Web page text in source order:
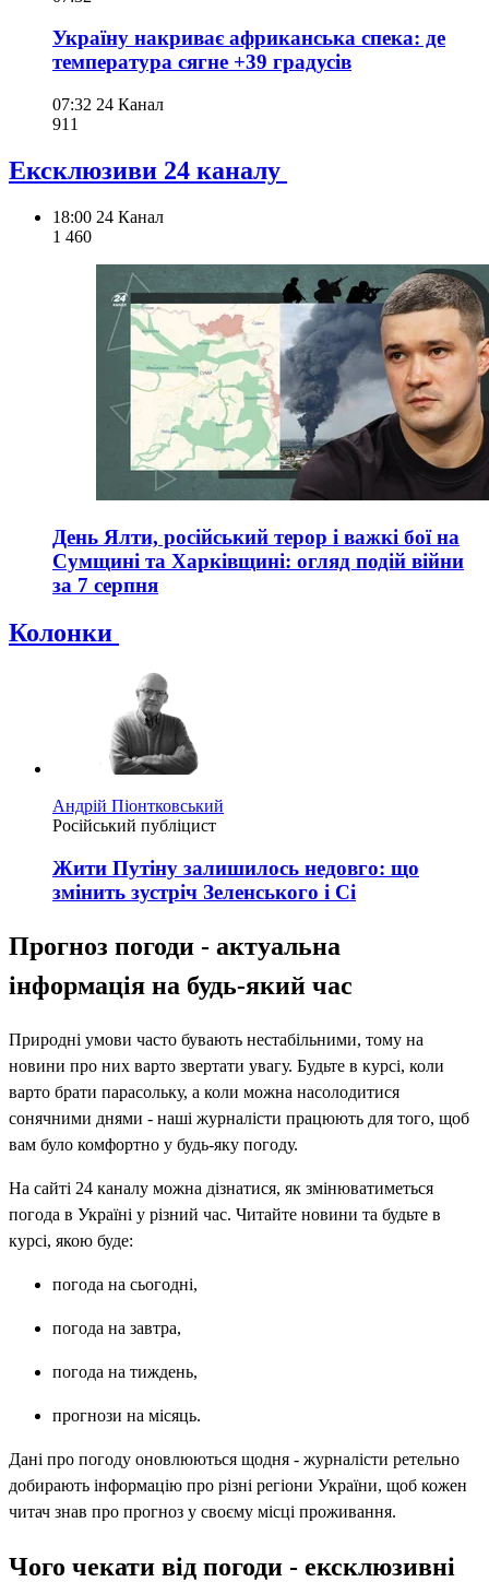
Україну накриває африканська спека: де
температура сягне +39 градусів
07:32 24 Канал
911
Ексклюзиви 24 каналу
18:00 24 Канал
1 460
День Ялти, російський терор і важкі бої на
Сумщині та Харківщині: огляд подій війни
за 7 серпня
Колонки
Андрій Піонтковський
Російський публіцист
Жити Путіну залишилось недовго: що
змінить зустріч Зеленського і Сі
Прогноз погоди - актуальна
інформація на будь-який час
Природні умови часто бувають нестабільними, тому на
новини про них варто звертати увагу. Будьте в курсі, коли
варто брати парасольку, а коли можна насолодитися
сонячними днями - наші журналісти працюють для того, щоб
вам було комфортно у будь-яку погоду.
На сайті 24 каналу можна дізнатися, як змінюватиметься
погода в Україні у різний час. Читайте новини та будьте в
курсі, якою буде:
погода на сьогодні,
погода на завтра,
погода на тиждень,
прогнози на місяць.
Дані про погоду оновлюються щодня - журналісти ретельно
добирають інформацію про різні регіони України, щоб кожен
читач знав про прогноз у своєму місці проживання.
Чого чекати від погоди - ексклюзивні